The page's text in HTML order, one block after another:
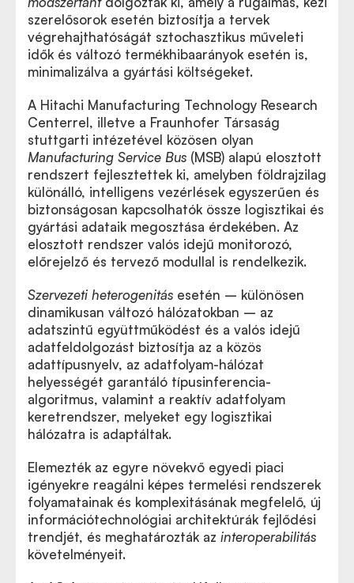
szerelősorok esetén biztosítja a tervek
végrehajthatóságát sztochasztikus műveleti
idők és változó termékhibaarányok esetén is,
minimalizálva a gyártási költségeket.
A Hitachi Manufacturing Technology Research
Centerrel, illetve a Fraunhofer Társaság
stuttgarti intézetével közösen olyan
Manufacturing Service Bus (MSB) alapú elosztott
rendszert fejlesztettek ki, amelyben földrajzilag
különálló, intelligens vezérlések egyszerűen és
biztonságosan kapcsolhatók össze logisztikai és
gyártási adataik megosztása érdekében. Az
elosztott rendszer valós idejű monitorozó,
előrejelző és tervező modullal is rendelkezik.
Szervezeti heterogenitás esetén – különösen
dinamikusan változó hálózatokban – az
adatszintű együttműködést és a valós idejű
adatfeldolgozást biztosítja az a közös
adattípusnyelv, az adatfolyam-hálózat
helyességét garantáló típusinferencia-
algoritmus, valamint a reaktív adatfolyam
keretrendszer, melyeket egy logisztikai
hálózatra is adaptáltak.
Elemezték az egyre növekvő egyedi piaci
igényekre reagálni képes termelési rendszerek
folyamatainak és komplexitásának megfelelő, új
információtechnológiai architektúrák fejlődési
trendjét, és meghatározták az interoperabilitás
követelményeit.